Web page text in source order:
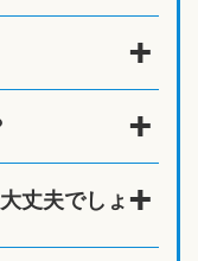
丈夫でしょ